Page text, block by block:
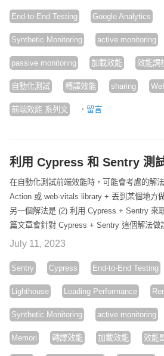
End-to-End Testing Google Analytics
Synthetic Monitoring active monitoring
passive monitoring 加載效能 效能調
自動化測試 轉譯效能 sharing
前端效能 系列文 · 留言
利用 Cypress 和 Sentry 測
在自動化測試前端效能時，可能會考慮的解
Action 或 web-vitals library + 丟到某個地方
另一個解法是 (2) 利用 Cypress + Sentry 來
篇文章會針對 Cypress + Sentry 這個解法做
July 11, 2023
Sentry Cypress End-to-End Testing
Lighthouse Loading Performance
Synthetic Monitoring active monitoring
Memori 轉譯效能 加載效能 效能